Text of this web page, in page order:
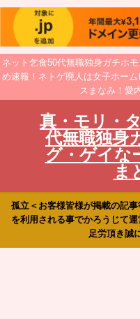
ネット乞食50代無職独身ガチホ
め速報！ネトゲ廃人は女子ホー
スまなみ！愛
真・モリ・
代無職独身
グ・ゲイな
ま
孤立＜お客様皆様が掲載の記
を利用される事でかろうじて
足労頂き誠